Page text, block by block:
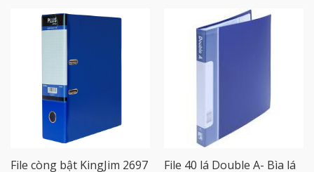
tài liệu giúp định vị còng
chắc chắn Còng bật rời
phù hợp dùng gắn trên
các bảng thông báo, treo
tài liệu, thông báo. Thích
hợp thay cho file còng bật
x 340(cao)mm Màu sắc :
Xanh dương. Khả năng
lưu trữ : 450 tờ A4.
File còng bật KingJim 2697
File 40 lá Double A- Bìa lá